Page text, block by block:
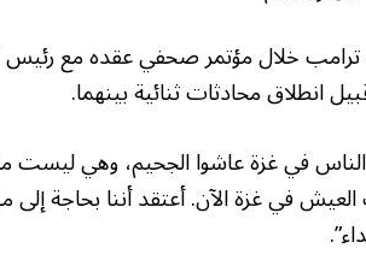
خلال مؤتمر صحفي عقده مع رئيس
انطلاق محادثات ثنائية بينهما.
في غزة عاشوا الجحيم، وهي ليست
العيش في غزة الآن. أعتقد أننا بحاجة